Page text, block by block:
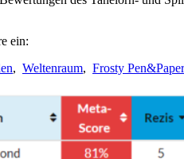
ein:
, Weltenraum, Frosty Pen&Paper